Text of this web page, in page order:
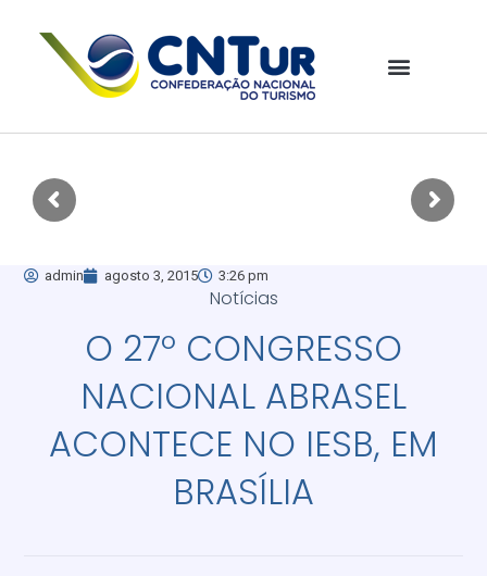
admin agosto 3, 2015 3:26 pm
Notícias
O 27º CONGRESSO
NACIONAL ABRASEL
ACONTECE NO IESB, EM
BRASÍLIA